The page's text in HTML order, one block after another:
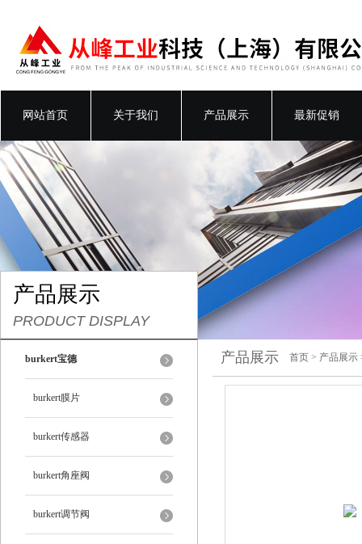
网站首页 关于我们 产品展示 最新促销
产品展示
PRODUCT DISPLAY
burkert宝德
burkert膜片
burkert传感器
burkert角座阀
burkert调节阀
产品展示 首页 > 产品展示